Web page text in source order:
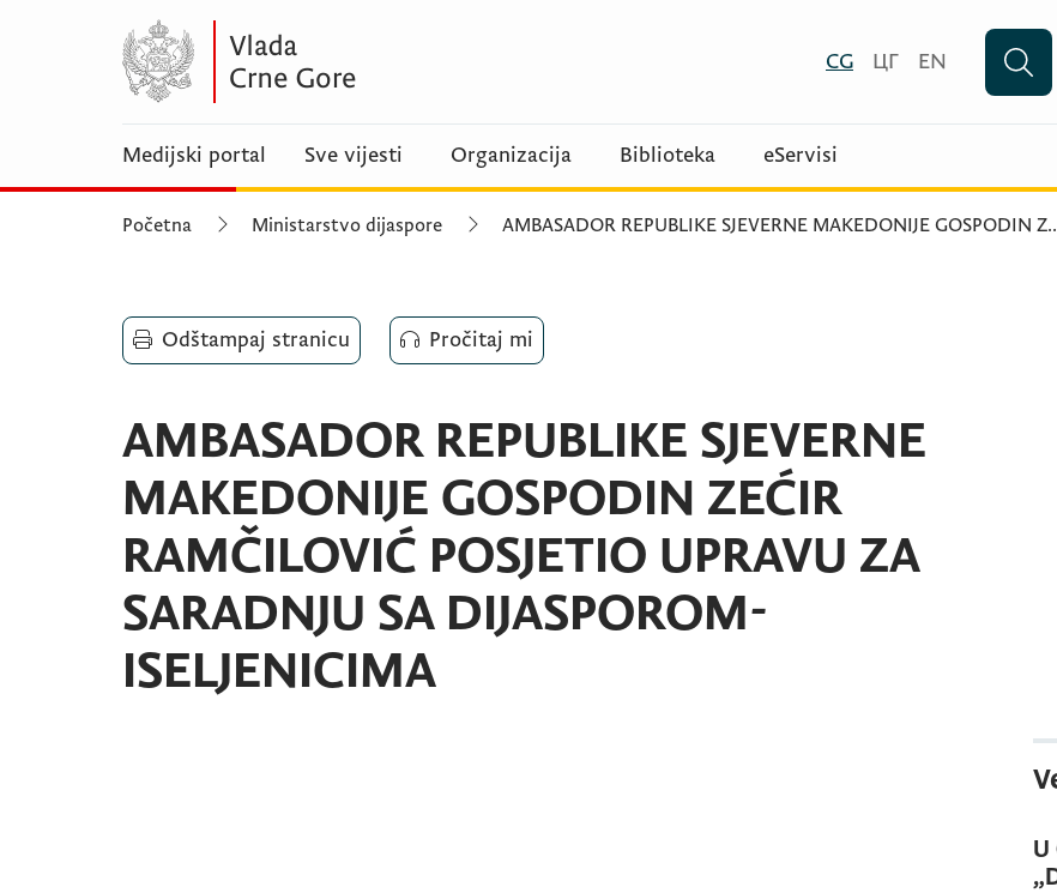
CG ЦГ EN
Medijski portal Sve vijesti Organizacija Biblioteka eServisi
Početna Ministarstvo dijaspore AMBASADOR REPUBLIKE SJEVERNE MAKEDONIJE GOSPODIN Z
Odštampaj stranicu Pročitaj mi
AMBASADOR REPUBLIKE SJEVERNE
MAKEDONIJE GOSPODIN ZEĆIR
RAMČILOVIĆ POSJETIO UPRAVU ZA
SARADNJU SA DIJASPOROM-
ISELJENICIMA
U